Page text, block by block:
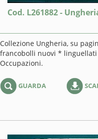
Cod. L261882 -
Collezione Ungheria, su
francobolli nuovi *
Occupazioni.
GUARDA